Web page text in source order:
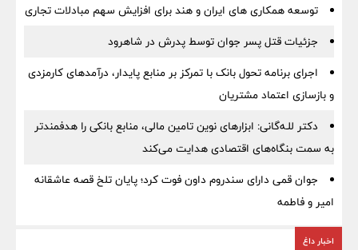
توسعه همکاری های ایران و هند برای افزایش سهم مبادلات تجاری
جزئیات قتل پسر جوان توسط پدرش در شاهرود
اجرای برنامه تحول بانک با تمرکز بر منابع پایدار، درآمدهای کارمزدی
و بازسازی اعتماد مشتریان
دکتر للـه‌گانی: ابزارهای نوین تامین مالی، منابع بانکی را هدفمندتر
به سمت بنگاه‌های اقتصادی هدایت می‌کند
جوان قمی دارای سندروم داون فوت کرد؛ پایان تلخ قصه عاشقانه
امیر و فاطمه
اخبار داغ